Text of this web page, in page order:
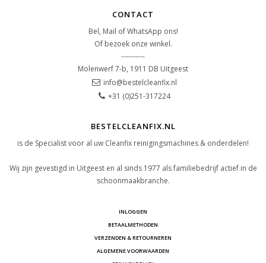
CONTACT
Bel, Mail of WhatsApp ons!
Of bezoek onze winkel.
----------
Molenwerf 7-b, 1911 DB Uitgeest
info@bestelcleanfix.nl
+31 (0)251-317224
BESTELCLEANFIX.NL
is de Specialist voor al uw Cleanfix reinigingsmachines & onderdelen!
Wij zijn gevestigd in Uitgeest en al sinds 1977 als familiebedrijf actief in de
schoonmaakbranche.
INLOGGEN
BETAALMETHODEN
VERZENDEN & RETOURNEREN
ALGEMENE VOORWAARDEN